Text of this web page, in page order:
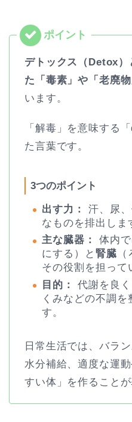
デトックス（Detox）
た「毒素」や「老廃
います。
「解毒」を意味する
た言葉です。
3つのポイント
出す力：
汗、尿
なものを排出しま
主な臓器：
体内
にする）と 腎臓
その役割を担って
目的：
代謝を良
くみなどの不調を
す。
日常生活では、バラ
水分補給、適度な運
すい体」を作ることが